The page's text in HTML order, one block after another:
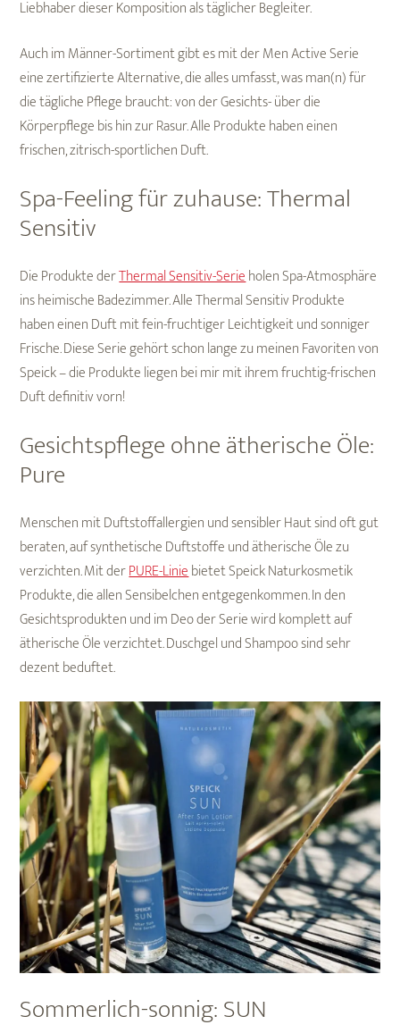
Liebhaber dieser Komposition als täglicher Begleiter.
Auch im Männer-Sortiment gibt es mit der Men Active Serie
eine zertifizierte Alternative, die alles umfasst, was man(n) für
die tägliche Pflege braucht: von der Gesichts- über die
Körperpflege bis hin zur Rasur. Alle Produkte haben einen
frischen, zitrisch-sportlichen Duft.
Spa-Feeling für zuhause: Thermal
Sensitiv
Die Produkte derThermal Sensitiv-Serieholen Spa-Atmosphäre
ins heimische Badezimmer. Alle Thermal Sensitiv Produkte
haben einen Duft mit fein-fruchtiger Leichtigkeit und sonniger
Frische. Diese Serie gehört schon lange zu meinen Favoriten von
Speick – die Produkte liegen bei mir mit ihrem fruchtig-frischen
Duft definitiv vorn!
Gesichtspflege ohne ätherische Öle:
Pure
Menschen mit Duftstoffallergien und sensibler Haut sind oft gut
beraten, auf synthetische Duftstoffe und ätherische Öle zu
verzichten. Mit derPURE-Liniebietet Speick Naturkosmetik
Produkte, die allen Sensibelchen entgegenkommen. In den
Gesichtsprodukten und im Deo der Serie wird komplett auf
ätherische Öle verzichtet. Duschgel und Shampoo sind sehr
dezent beduftet.
Sommerlich-sonnig: SUN